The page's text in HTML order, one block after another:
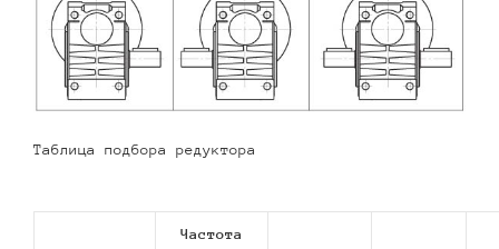
Таблица подбора редуктора
Частота